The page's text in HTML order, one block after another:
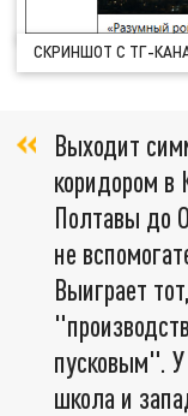
СКРИНШОТ С ТГ-
Выходит
коридором в
Полтавы до
не
Выиграет
пусковым".
школа и